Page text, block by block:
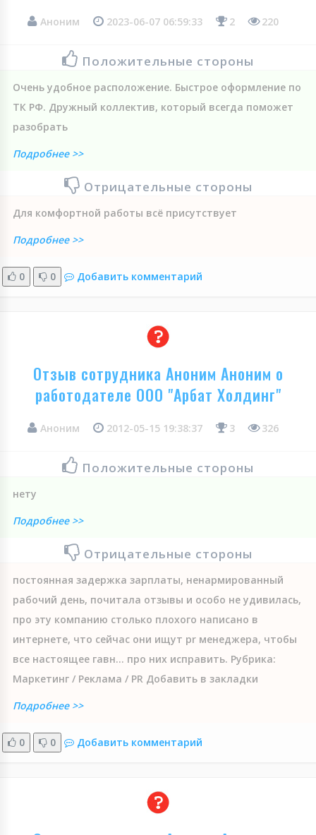
Аноним 2023-06-07 06:59:33 2 220
Положительные стороны
Очень удобное расположение. Быстрое оформление по
ТК РФ. Дружный коллектив, который всегда поможет
разобрать
Подробнее >>
Отрицательные стороны
Для комфортной работы всё присутствует
Подробнее >>
0 0 Добавить комментарий
Отзыв сотрудника Аноним Аноним о
работодателе ООО "Арбат Холдинг"
Аноним 2012-05-15 19:38:37 3 326
Положительные стороны
нету
Подробнее >>
Отрицательные стороны
постоянная задержка зарплаты, ненармированный
рабочий день, почитала отзывы и особо не удивилась,
про эту компанию столько плохого написано в
интернете, что сейчас они ищут pr менеджера, чтобы
все настоящее гавн... про них исправить. Рубрика:
Маркетинг / Реклама / PR Добавить в закладки
Подробнее >>
0 0 Добавить комментарий